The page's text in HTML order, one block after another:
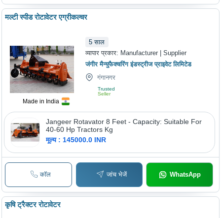
Made in India
मल्टी स्पीड रोटावेटर एग्रीकल्चर
5 साल
व्यापार प्रकार: Manufacturer | Supplier
जंगीर मैन्युफैक्चरिंग इंडस्ट्रीज प्राइवेट लिमिटेड
गंगानगर
Trusted
Seller
Jangeer Rotavator 8 Feet - Capacity: Suitable For
40-60 Hp Tractors Kg
मूल्य : 145000.0 INR
कॉल जांच भेजें WhatsApp
कृषि ट्रैक्टर रोटावेटर